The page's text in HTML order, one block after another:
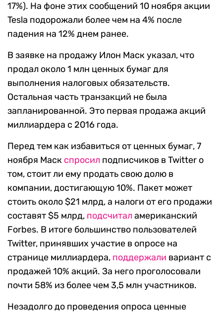
17%). На фоне этих сообщений 10 ноября акции
Tesla подорожали более чем на 4% после
падения на 12% днем ранее.
В заявке на продажу Илон Маск указал, что
продал около 1 млн ценных бумаг для
выполнения налоговых обязательств.
Остальная часть транзакций не была
запланированной. Это первая продажа акций
миллиардера с 2016 года.
Перед тем как избавиться от ценных бумаг, 7
ноября Маск спросил подписчиков в Twitter о
том, стоит ли ему продать свою долю в
компании, достигающую 10%. Пакет может
стоить около $21 млрд, а налоги от его продажи
составят $5 млрд, подсчитал американский
Forbes. В итоге большинство пользователей
Twitter, принявших участие в опросе на
странице миллиардера, поддержали вариант с
продажей 10% акций. За него проголосовали
почти 58% из более чем 3,5 млн участников.
Незадолго до проведения опроса ценные